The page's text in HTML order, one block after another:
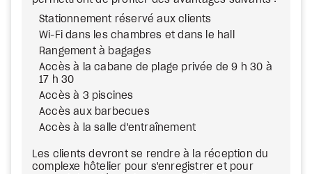
Stationnement réservé aux clients
Wi-Fi dans les chambres et dans le hall
Rangement à bagages
Accès à la cabane de plage privée de 9 h 30 à
17 h 30
Accès à 3 piscines
Accès aux barbecues
Accès à la salle d'entraînement
Les clients devront se rendre à la réception du
complexe hôtelier pour s'enregistrer et pour